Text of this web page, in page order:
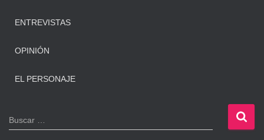
ENTREVISTAS
OPINIÓN
EL PERSONAJE
B
u
Buscar …